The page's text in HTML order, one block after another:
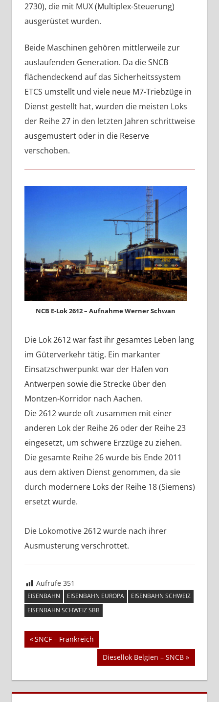
2730), die mit MUX (Multiplex-Steuerung)
ausgerüstet wurden.
Beide Maschinen gehören mittlerweile zur
auslaufenden Generation. Da die SNCB
flächendeckend auf das Sicherheitssystem
ETCS umstellt und viele neue M7-Triebzüge in
Dienst gestellt hat, wurden die meisten Loks
der Reihe 27 in den letzten Jahren schrittweise
ausgemustert oder in die Reserve
verschoben.
NCB E-Lok 2612 – Aufnahme Werner Schwan
Die Lok 2612 war fast ihr gesamtes Leben lang
im Güterverkehr tätig. Ein markanter
Einsatzschwerpunkt war der Hafen von
Antwerpen sowie die Strecke über den
Montzen-Korridor nach Aachen.
Die 2612 wurde oft zusammen mit einer
anderen Lok der Reihe 26 oder der Reihe 23
eingesetzt, um schwere Erzzüge zu ziehen.
Die gesamte Reihe 26 wurde bis Ende 2011
aus dem aktiven Dienst genommen, da sie
durch modernere Loks der Reihe 18 (Siemens)
ersetzt wurde.
Die Lokomotive 2612 wurde nach ihrer
Ausmusterung verschrottet.
Aufrufe 351
EISENBAHN EISENBAHN EUROPA
EISENBAHN SCHWEIZ
EISENBAHN SCHWEIZ SBB
Beitragsnavigation
Vorheriger
SNCF – Frankreich
Nächster
Diesellok Belgien – SNCB